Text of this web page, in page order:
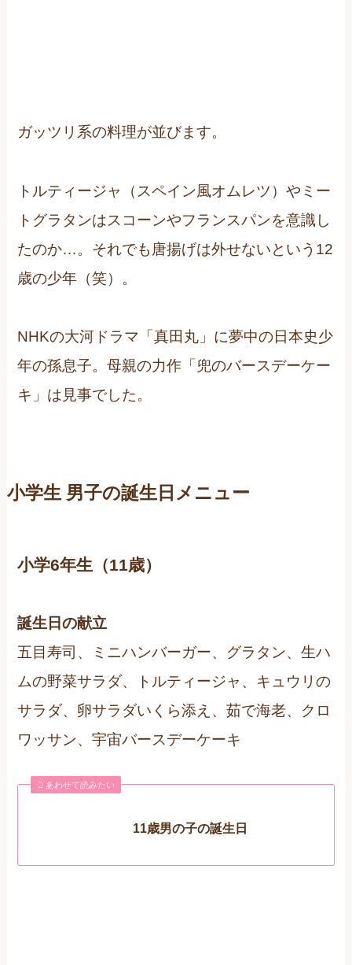
ガッツリ系の料理が並びます。
トルティージャ（スペイン風オムレツ）やミー
トグラタンはスコーンやフランスパンを意識し
たのか…。それでも唐揚げは外せないという12
歳の少年（笑）。
NHKの大河ドラマ「真田丸」に夢中の日本史少
年の孫息子。母親の力作「兜のバースデーケー
キ」は見事でした。
小学生 男子の誕生日メニュー
小学6年生（11歳）
誕生日の献立
五目寿司、ミニハンバーガー、グラタン、生ハ
ムの野菜サラダ、トルティージャ、キュウリの
サラダ、卵サラダいくら添え、茹で海老、クロ
ワッサン、宇宙バースデーケーキ
あわせて読みたい
11歳男の子の誕生日